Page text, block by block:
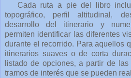
Cada ruta a pie del libro
topográfico, perfil altitudinal,
desarrollo del itinerario y
permiten identificar las diferentes
durante el recorrido. Para aquellos
itinerarios suaves o de corta
listado de opciones, a partir de
tramos de interés que se pueden